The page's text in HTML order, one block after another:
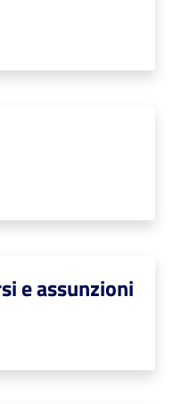
e assunzioni